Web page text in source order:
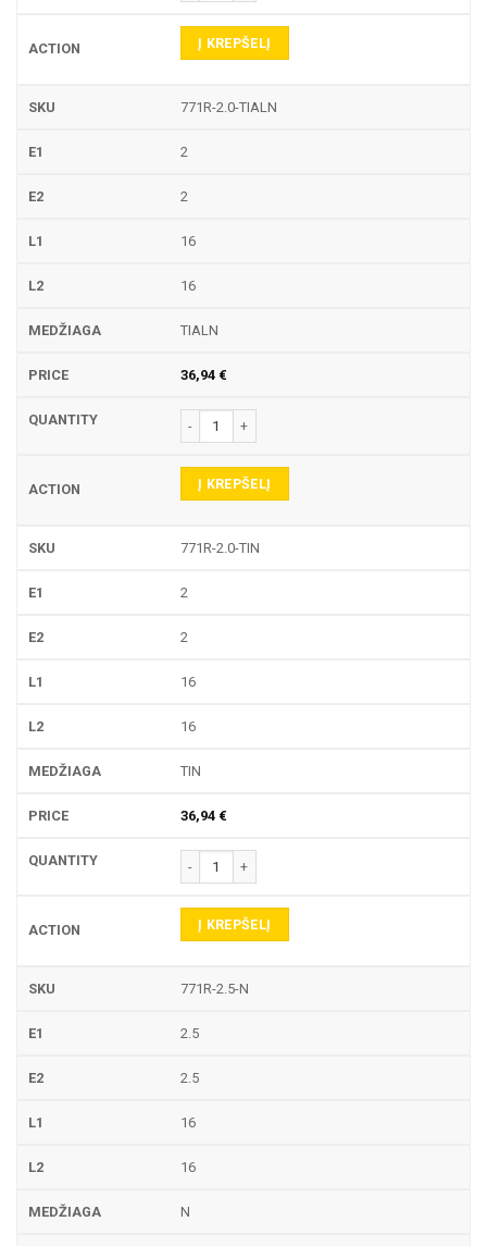
Į KREPŠELĮ
771R-2.0-TIALN
2
2
16
16
TIALN
36,94 €
produkto kiekis: 771R TEKINIMO PLOKŠTELĖ
Į KREPŠELĮ
771R-2.0-TIN
2
2
16
16
TIN
36,94 €
produkto kiekis: 771R TEKINIMO PLOKŠTELĖ
Į KREPŠELĮ
771R-2.5-N
2.5
2.5
16
16
N